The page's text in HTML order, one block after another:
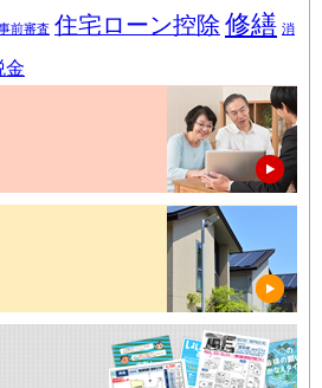
前審査 住宅ローン控除 修繕 消
金